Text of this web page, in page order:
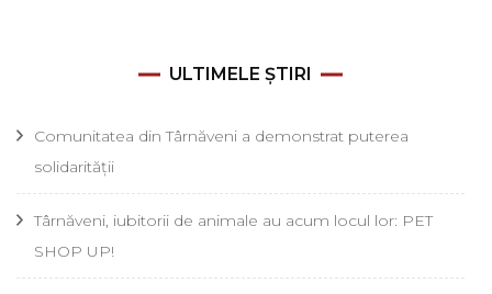
ULTIMELE ȘTIRI
Comunitatea din Târnăveni a demonstrat puterea
solidarității
Târnăveni, iubitorii de animale au acum locul lor: PET
SHOP UP!